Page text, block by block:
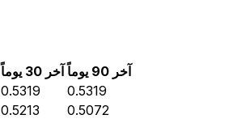
آخر 30 يوماً
آخر 90 يوماً
0.5319
0.5319
0.5213
0.5072